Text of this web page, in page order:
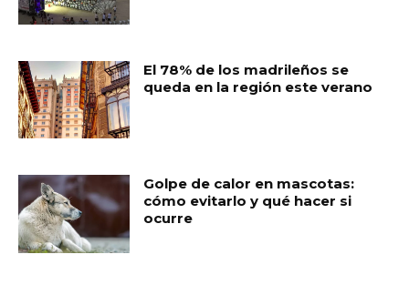
El 78% de los madrileños se
queda en la región este verano
Golpe de calor en mascotas:
cómo evitarlo y qué hacer si
ocurre